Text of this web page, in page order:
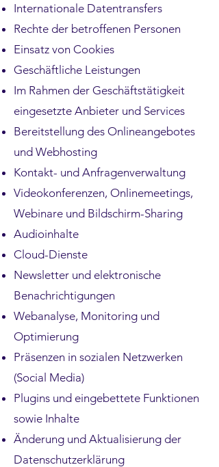
Internationale Datentransfers
Rechte der betroffenen Personen
Einsatz von Cookies
Geschäftliche Leistungen
Im Rahmen der Geschäftstätigkeit
eingesetzte Anbieter und Services
Bereitstellung des Onlineangebotes
und Webhosting
Kontakt- und Anfragenverwaltung
Videokonferenzen, Onlinemeetings,
Webinare und Bildschirm-Sharing
Audioinhalte
Cloud-Dienste
Newsletter und elektronische
Benachrichtigungen
Webanalyse, Monitoring und
Optimierung
Präsenzen in sozialen Netzwerken
(Social Media)
Plugins und eingebettete Funktionen
sowie Inhalte
Änderung und Aktualisierung der
Datenschutzerklärung